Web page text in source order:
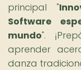
principal "
Software
mundo".
aprender
danza